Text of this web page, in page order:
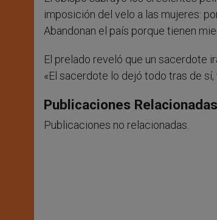
imposición del velo a las mujeres:
Abandonan el país porque tienen
El prelado reveló que un sacerdote
«El sacerdote lo dejó todo tras de
Publicaciones
Publicaciones no relacionadas.